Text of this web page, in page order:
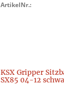
ArtikelNr.:
KSX Gripper
SX85 04-12